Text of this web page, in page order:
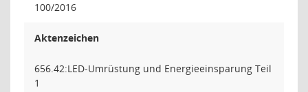
100/2016
Aktenzeichen
656.42:LED-Umrüstung und Energieeinsparung Teil
1